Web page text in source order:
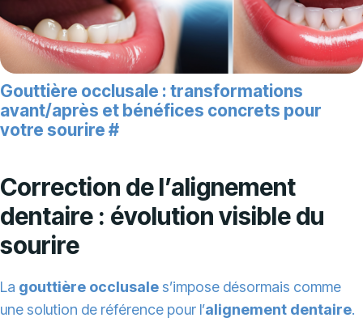
Gouttière occlusale : transformations
avant/après et bénéfices concrets pour
votre sourire #
Correction de l’alignement
dentaire : évolution visible du
sourire
La gouttière occlusale s’impose désormais comme
une solution de référence pour l’alignement dentaire.